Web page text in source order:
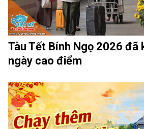
Tàu Tết Bính Ngọ 2026 đã
ngày cao điểm